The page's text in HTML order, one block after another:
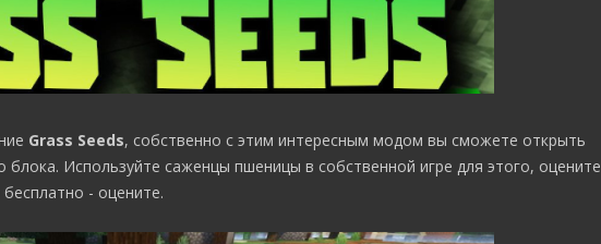
Grass Seeds, собственно с этим интересным модом вы сможете открыть
Используйте саженцы пшеницы в собственной игре для этого, оцените
- оцените.